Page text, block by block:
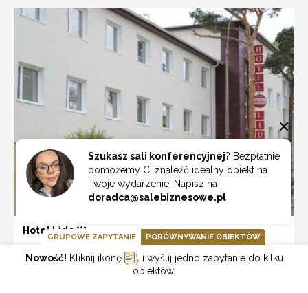
Hotel Lido ***
Miasto:Jurata
Szukasz sali konferencyjnej? Bezpłatnie
pomożemy Ci znaleźć idealny obiekt na
Twoje wydarzenie! Napisz na
doradca@salebiznesowe.pl
GRUPOWE ZAPYTANIE PORÓWNYWANIE OBIEKTÓW
Nowość! Kliknij ikonę
i wyślij jedno zapytanie do kilku
obiektów.